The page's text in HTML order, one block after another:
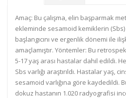
Amaç: Bu çalışma, elin başparmak
ekleminde sesamoid kemiklerin (Sbs)
başlangıcını ve ergenlik dönemi ile
amaçlamıştır. Yöntemler: Bu
5-17 yaş arası hastalar dahil edildi.
Sbs varlığı araştırıldı. Hastalar yaş,
sesamoid varlığına göre kaydedildi.
dokuz hastanın 1.020 radyografisi